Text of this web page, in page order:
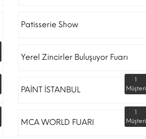
Patisserie Show
Yerel Zincirler Buluşuyor Fuarı
PAİNT İSTANBUL
1
Müşteri
MCA WORLD FUARI
1
Müşteri